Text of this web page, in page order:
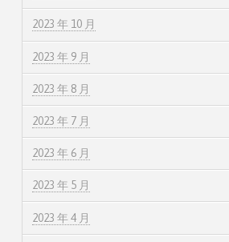
2023 年 10 月
2023 年 9 月
2023 年 8 月
2023 年 7 月
2023 年 6 月
2023 年 5 月
2023 年 4 月